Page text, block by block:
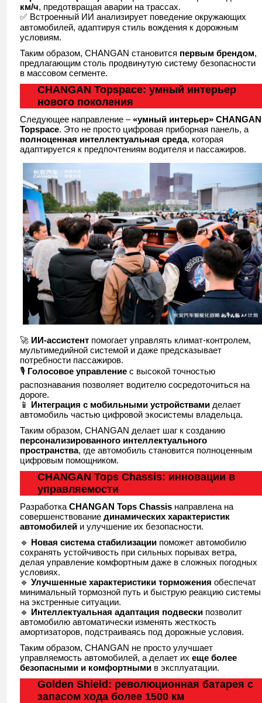
км/ч, предотвращая аварии на трассах.
✅ Встроенный ИИ анализирует поведение окружающих
автомобилей, адаптируя стиль вождения к дорожным
условиям.
Таким образом, CHANGAN становится первым брендом,
предлагающим столь продвинутую систему безопасности
в массовом сегменте.
CHANGAN Topspace: умный интерьер
нового поколения
Следующее направление –«умный интерьер» CHANGAN
Topspace. Это не просто цифровая приборная панель, а
полноценная интеллектуальная среда, которая
адаптируется к предпочтениям водителя и пассажиров.
🚀 ИИ-ассистент помогает управлять климат-контролем,
мультимедийной системой и даже предсказывает
потребности пассажиров.
🎙️ Голосовое управление с высокой точностью
распознавания позволяет водителю сосредоточиться на
дороге.
📱 Интеграция с мобильными устройствами делает
автомобиль частью цифровой экосистемы владельца.
Таким образом, CHANGAN делает шаг к созданию
персонализированного интеллектуального
пространства, где автомобиль становится полноценным
цифровым помощником.
CHANGAN Tops Chassis: инновации в
управляемости
Разработка CHANGAN Tops Chassis направлена на
совершенствование динамических характеристик
автомобилей и улучшение их безопасности.
🔹 Новая система стабилизации поможет автомобилю
сохранять устойчивость при сильных порывах ветра,
делая управление комфортным даже в сложных погодных
условиях.
🔹 Улучшенные характеристики торможения обеспечат
минимальный тормозной путь и быструю реакцию системы
на экстренные ситуации.
🔹 Интеллектуальная адаптация подвески позволит
автомобилю автоматически изменять жесткость
амортизаторов, подстраиваясь под дорожные условия.
Таким образом, CHANGAN не просто улучшает
управляемость автомобилей, а делает их еще более
безопасными и комфортными в эксплуатации.
Golden Shield: революционная батарея с
запасом хода более 1500 км